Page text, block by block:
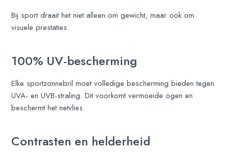
Bij sport draait het niet alleen om gewicht, maar ook om
visuele prestaties.
100% UV-bescherming
Elke sportzonnebril moet volledige bescherming bieden tegen
UVA- en UVB-straling. Dit voorkomt vermoeide ogen en
beschermt het netvlies.
Contrasten en helderheid